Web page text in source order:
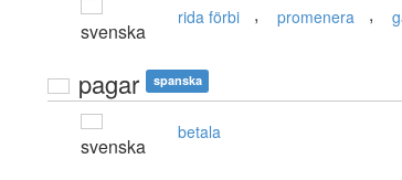
svenska
rida förbi , promenera ,
pagar spanska
svenska
betala